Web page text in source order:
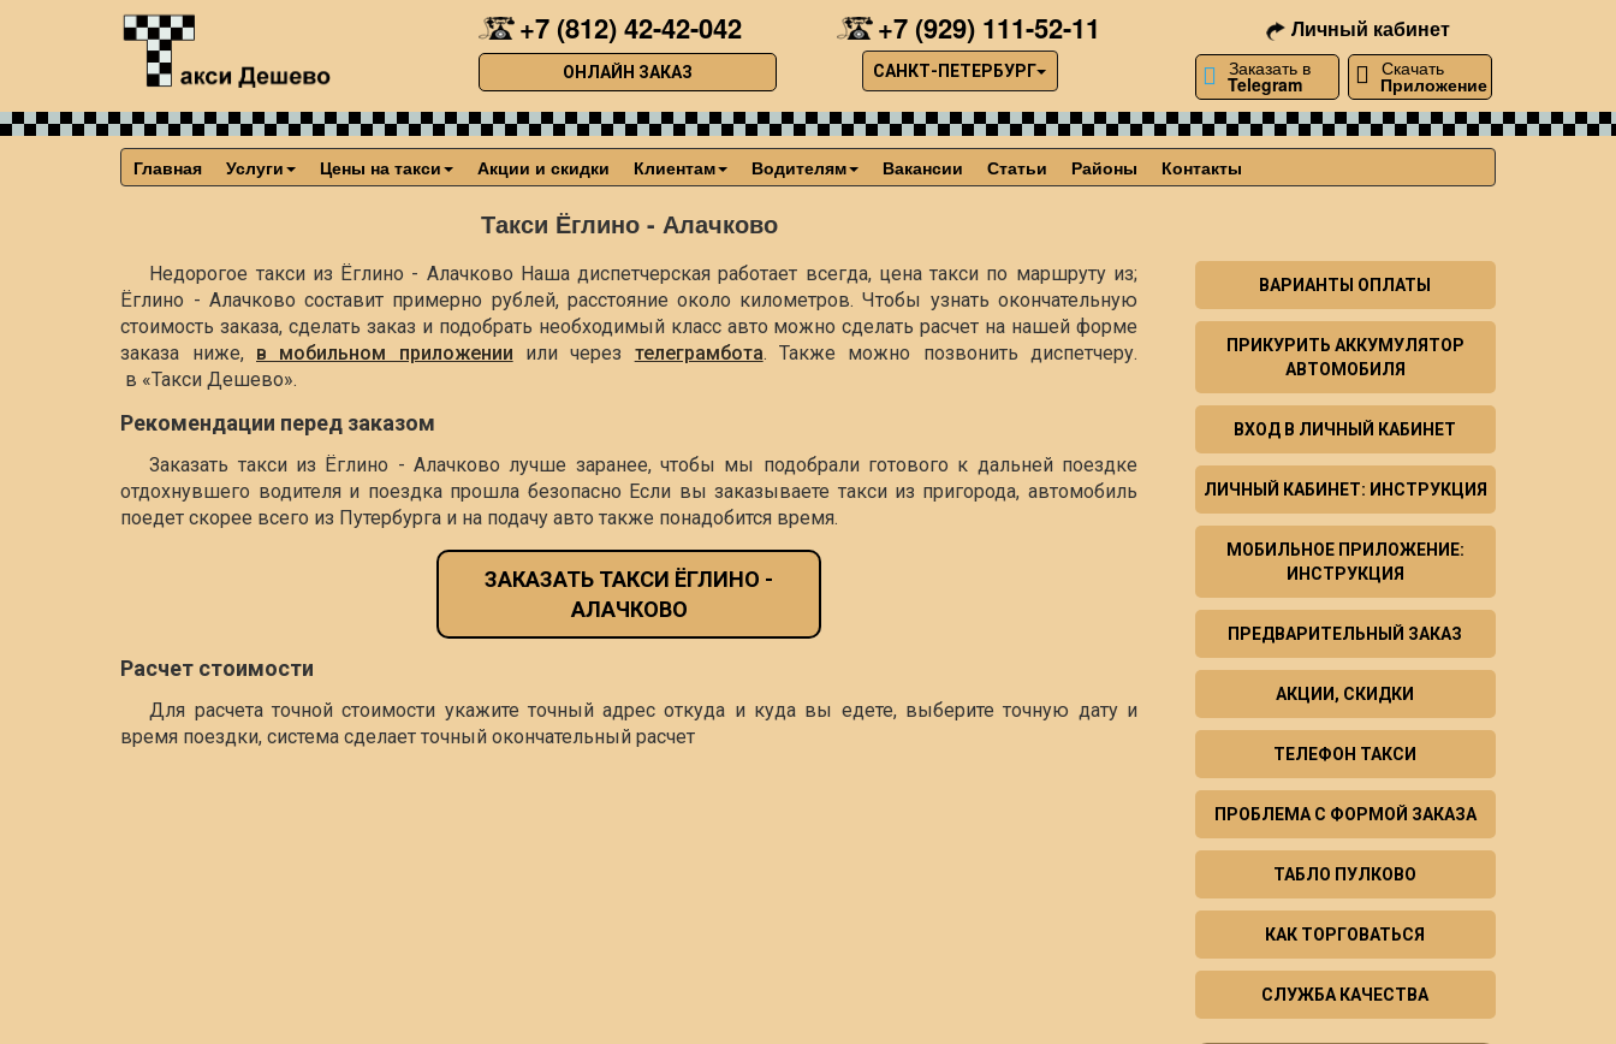
+7 (812) 42-42-042
ОНЛАЙН ЗАКАЗ
+7 (929) 111-52-11
САНКТ-ПЕТЕРБУРГ
Личный кабинет
Заказать в
Telegram
Скачать
Приложение
Главная Услуги Цены на такси Акции и скидки Клиентам Водителям Вакансии Статьи Районы Контакты
Такси Ёглино - Алачково
Недорогое такси из Ёглино - Алачково Наша диспетчерская работает всегда, цена такси по маршруту из;
Ёглино - Алачково составит примерно рублей, расстояние около километров. Чтобы узнать окончательную
стоимость заказа, сделать заказ и подобрать необходимый класс авто можно сделать расчет на нашей форме
заказа ниже, в мобильном приложении или через телеграмбота. Также можно позвонить диспетчеру.
в «Такси Дешево».
Рекомендации перед заказом
Заказать такси из Ёглино - Алачково лучше заранее, чтобы мы подобрали готового к дальней поездке
отдохнувшего водителя и поездка прошла безопасно Если вы заказываете такси из пригорода, автомобиль
поедет скорее всего из Путербурга и на подачу авто также понадобится время.
ЗАКАЗАТЬ ТАКСИ ЁГЛИНО -
АЛАЧКОВО
Расчет стоимости
Для расчета точной стоимости укажите точный адрес откуда и куда вы едете, выберите точную дату и
время поездки, система сделает точный окончательный расчет
ВАРИАНТЫ ОПЛАТЫ
ПРИКУРИТЬ АККУМУЛЯТОР
АВТОМОБИЛЯ
ВХОД В ЛИЧНЫЙ КАБИНЕТ
ЛИЧНЫЙ КАБИНЕТ: ИНСТРУКЦИЯ
МОБИЛЬНОЕ ПРИЛОЖЕНИЕ:
ИНСТРУКЦИЯ
ПРЕДВАРИТЕЛЬНЫЙ ЗАКАЗ
АКЦИИ, СКИДКИ
ТЕЛЕФОН ТАКСИ
ПРОБЛЕМА С ФОРМОЙ ЗАКАЗА
ТАБЛО ПУЛКОВО
КАК ТОРГОВАТЬСЯ
СЛУЖБА КАЧЕСТВА